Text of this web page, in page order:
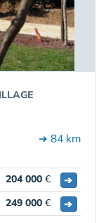
➔ 84 km
204 000 €
➔
249 000 € ➔